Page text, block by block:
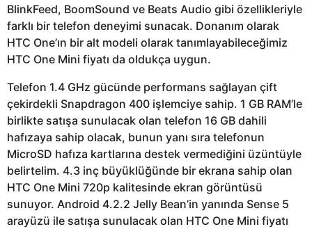
BlinkFeed, BoomSound ve Beats Audio gibi özellikleriyle
farklı bir telefon deneyimi sunacak. Donanım olarak
HTC One’ın bir alt modeli olarak tanımlayabileceğimiz
HTC One Mini fiyatı da oldukça uygun.
Telefon 1.4 GHz gücünde performans sağlayan çift
çekirdekli Snapdragon 400 işlemciye sahip. 1 GB RAM’le
birlikte satışa sunulacak olan telefon 16 GB dahili
hafızaya sahip olacak, bunun yanı sıra telefonun
MicroSD hafıza kartlarına destek vermediğini üzüntüyle
belirtelim. 4.3 inç büyüklüğünde bir ekrana sahip olan
HTC One Mini 720p kalitesinde ekran görüntüsü
sunuyor. Android 4.2.2 Jelly Bean’in yanında Sense 5
arayüzü ile satışa sunulacak olan HTC One Mini fiyatı